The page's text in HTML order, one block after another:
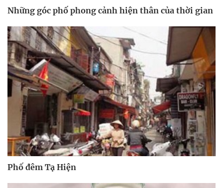
Những góc phố phong cảnh hiện thân của thời gian
Phố đêm Tạ Hiện